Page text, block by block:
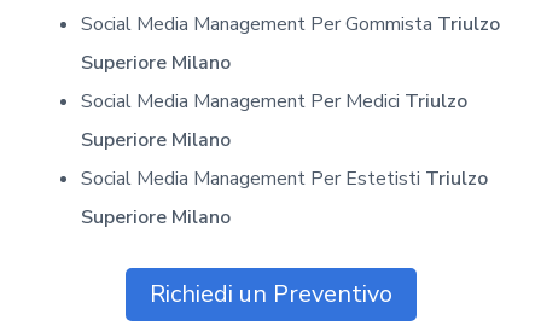
Social Media Management Per Gommista Triulzo
Superiore Milano
Social Media Management Per Medici Triulzo
Superiore Milano
Social Media Management Per Estetisti Triulzo
Superiore Milano
Richiedi un Preventivo